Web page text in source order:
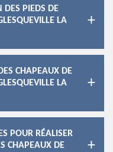
DES PIEDS DE
LA
CHAPEAUX DE
LA
POUR RÉALISER
CHAPEAUX DE